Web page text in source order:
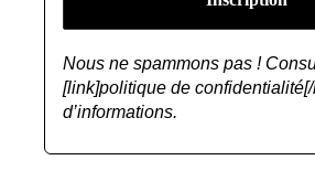
Nous ne spammons pas !
[link]politique de
d’informations.